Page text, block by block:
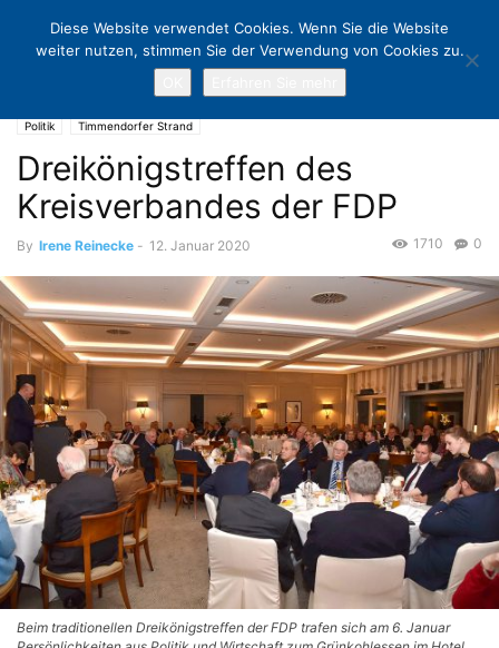
Politik Timmendorfer Strand
Dreikönigstreffen des
Kreisverbandes der FDP
By Irene Reinecke - 12. Januar 2020 0
1710
Beim traditionellen Dreikönigstreffen der FDP trafen sich am 6. Januar
Diese Website verwendet Cookies. Wenn Sie die Website
weiter nutzen, stimmen Sie der Verwendung von Cookies zu.